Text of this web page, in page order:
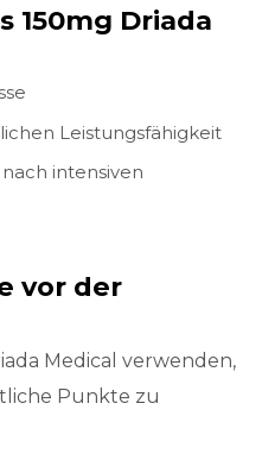
150mg Driada
Leistungsfähigkeit
intensiven
vor der
Medical verwenden,
Punkte zu